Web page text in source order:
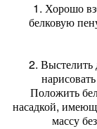
1. Хорошо
белковую
2. Выстелить
Положить
насадкой,
массу